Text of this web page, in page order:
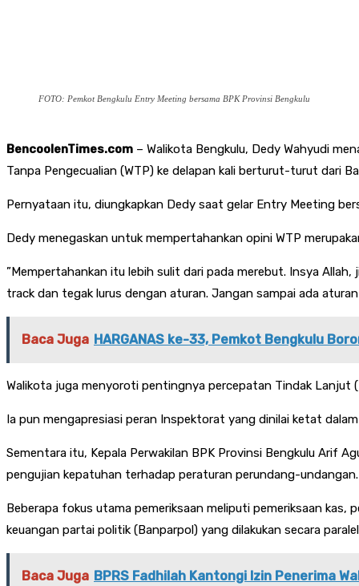
FOTO: Pemkot Bengkulu Entry Meeting bersama BPK Provinsi Bengkulu
BencoolenTimes.com – Walikota Bengkulu, Dedy Wahyudi
Tanpa Pengecualian (WTP) ke delapan kali berturut-turut dari
Pernyataan itu, diungkapkan Dedy saat gelar Entry Meeting
Dedy menegaskan untuk mempertahankan opini WTP
”Mempertahankan itu lebih sulit dari pada merebut. Insya
track dan tegak lurus dengan aturan. Jangan sampai ada
Baca Juga HARGANAS ke-33, Pemkot Bengkulu
Walikota juga menyoroti pentingnya percepatan Tindak Lanjut
Ia pun mengapresiasi peran Inspektorat yang dinilai ketat
Sementara itu, Kepala Perwakilan BPK Provinsi Bengkulu Arif
pengujian kepatuhan terhadap peraturan perundang-undangan.
Beberapa fokus utama pemeriksaan meliputi pemeriksaan
keuangan partai politik (Banparpol) yang dilakukan secara
Baca Juga BPRS Fadhilah Kantongi Izin Penerima